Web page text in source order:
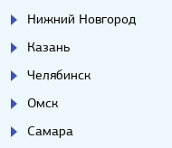
Нижний Новгород
Казань
Челябинск
Омск
Самара